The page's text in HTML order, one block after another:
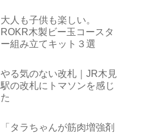
大人も子供も楽しい。
ROKR木製ビー玉コースタ
ー組み立てキット３選
やる気のない改札｜JR木見
駅の改札にトマソンを感じ
た
「タラちゃんが筋肉増強剤